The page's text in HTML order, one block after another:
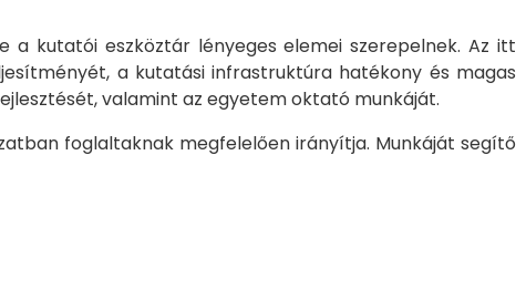
kutatói eszköztár lényeges elemei szerepelnek. Az itt
a kutatási infrastruktúra hatékony és magas
valamint az egyetem oktató munkáját.
foglaltaknak megfelelően irányítja. Munkáját segítő